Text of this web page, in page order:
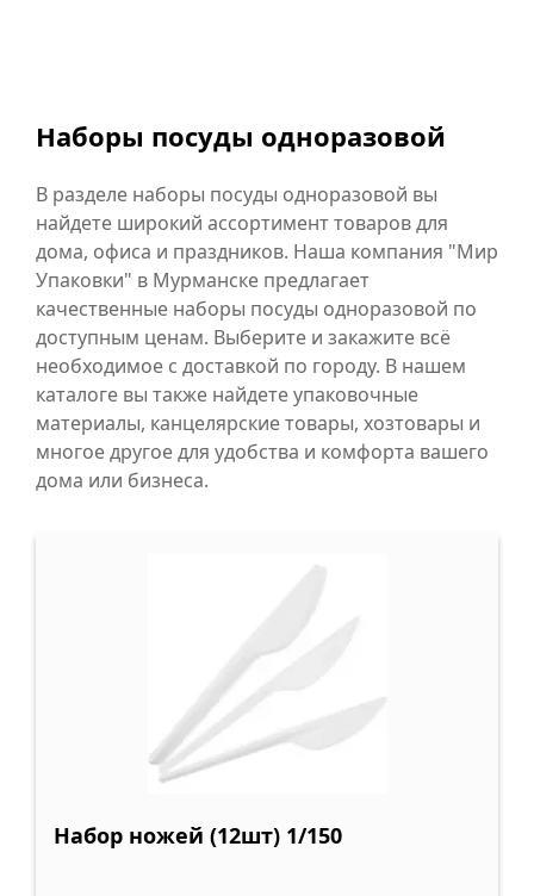
Наборы посуды одноразовой
В разделе наборы посуды одноразовой вы
найдете широкий ассортимент товаров для
дома, офиса и праздников. Наша компания "Мир
Упаковки" в Мурманске предлагает
качественные наборы посуды одноразовой по
доступным ценам. Выберите и закажите всё
необходимое с доставкой по городу. В нашем
каталоге вы также найдете упаковочные
материалы, канцелярские товары, хозтовары и
многое другое для удобства и комфорта вашего
дома или бизнеса.
Набор ножей (12шт) 1/150